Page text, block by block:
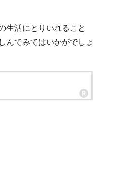
生活にとりいれること
んでみてはいかがでしょ